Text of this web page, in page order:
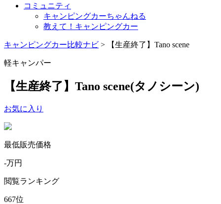
コミュニティ
キャンピングカーちゃんねる
教えて！キャンピングカー
キャンピングカー比較ナビ > 【生産終了】Tano scene
軽キャンパー
【生産終了】Tano scene(タノシーン)
お気に入り
最低販売価格
-万円
閲覧ランキング
667位